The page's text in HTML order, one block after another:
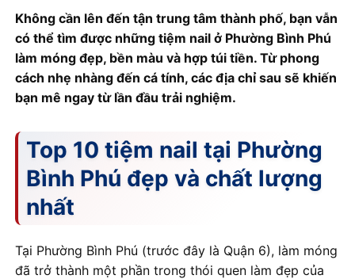
Không cần lên đến tận trung tâm thành phố, bạn vẫn
có thể tìm được những tiệm nail ở Phường Bình Phú
làm móng đẹp, bền màu và hợp túi tiền. Từ phong
cách nhẹ nhàng đến cá tính, các địa chỉ sau sẽ khiến
bạn mê ngay từ lần đầu trải nghiệm.
Top 10 tiệm nail tại Phường
Bình Phú đẹp và chất lượng
nhất
Tại Phường Bình Phú (trước đây là Quận 6), làm móng
đã trở thành một phần trong thói quen làm đẹp của